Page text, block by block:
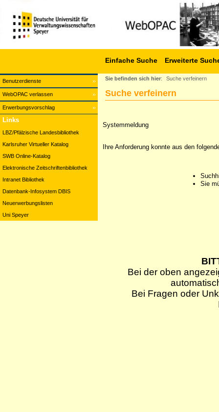
Benutzerdienste
WebOPAC verlassen
Erwerbungsvorschlag
Einfache Suche Erweiterte
Links
LBZ/Pfälzische Landesbibliothek
Karlsruher Virtueller Katalog
SWB Online-Katalog
Elektronische Zeitschriftenbibliothek
Intranet Bibliothek
Datenbank-Infosystem DBIS
Neuerwerbungslisten
Uni Speyer
Sie befinden sich hier: Suche verfeinern
Suche verfeinern
Systemmeldung
Ihre Anforderung konnte aus den
Sie
Bei der oben
Bei Fragen oder